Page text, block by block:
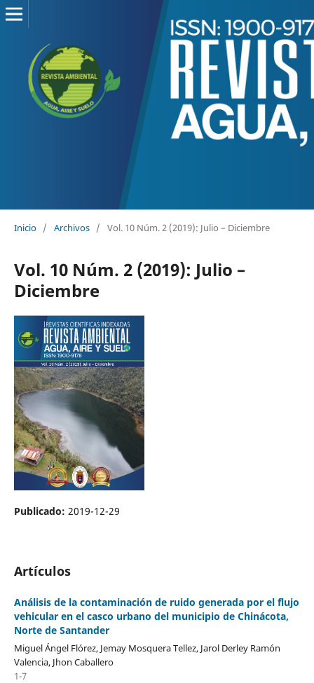
Inicio / Archivos / Vol. 10 Núm. 2 (2019): Julio – Diciembre
Vol. 10 Núm. 2 (2019): Julio –
Diciembre
Publicado: 2019-12-29
Artículos
Análisis de la contaminación de ruido generada por el flujo
vehicular en el casco urbano del municipio de Chinácota,
Norte de Santander
Miguel Ángel Flórez, Jemay Mosquera Tellez, Jarol Derley Ramón
Valencia, Jhon Caballero
1-7